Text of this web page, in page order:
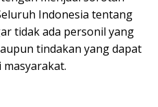
Indonesia tentang
tidak ada personil yang
tindakan yang dapat